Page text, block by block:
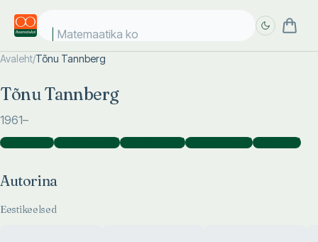
Matemaatika kosm
Avaleht/Tõnu Tannberg
Tõnu Tannberg
1961–
Autorina )Koostajana )Toimetajana )Kaasautorina )Tõlkijana )
Autorina
Eestikeelsed